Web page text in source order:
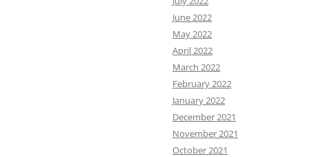
June 2022
May 2022
April 2022
March 2022
February 2022
January 2022
December 2021
November 2021
October 2021